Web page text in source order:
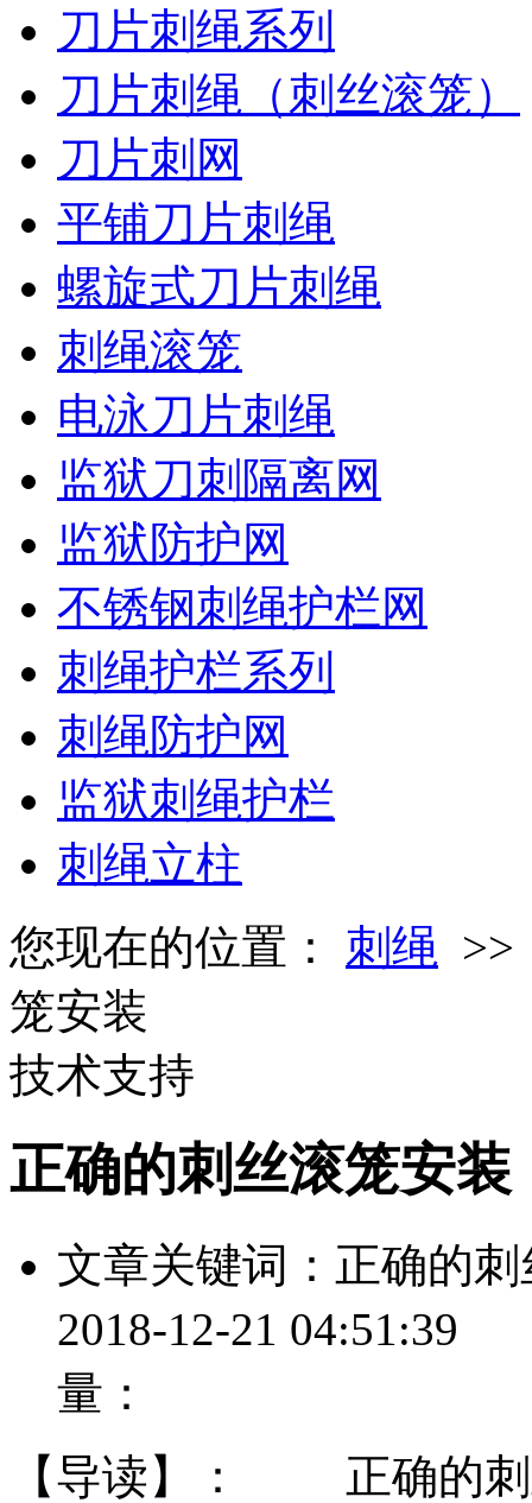
刀片刺绳系列
刀片刺绳（刺丝滚笼）
刀片刺网
平铺刀片刺绳
螺旋式刀片刺绳
刺绳滚笼
电泳刀片刺绳
监狱刀刺隔离网
监狱防护网
不锈钢刺绳护栏网
刺绳护栏系列
刺绳防护网
监狱刺绳护栏
刺绳立柱
您现在的位置： 刺绳
笼安装
技术支持
正确的刺丝滚笼安装
文章关键词：正确的
2018-12-21
量：
【导读】：
正确的刺